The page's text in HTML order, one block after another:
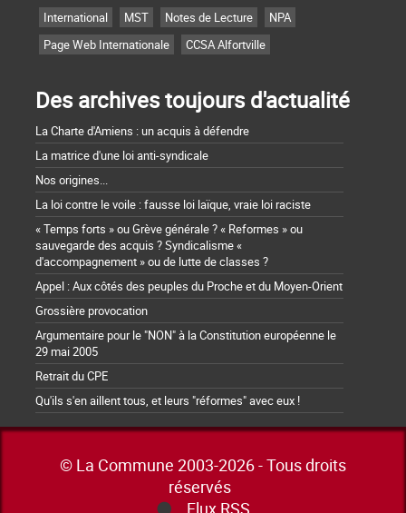
International
MST Notes de Lecture
NPA
Page Web Internationale
CCSA Alfortville
Des archives toujours d'actualité
La Charte d'Amiens : un acquis à défendre
La matrice d'une loi anti-syndicale
Nos origines...
La loi contre le voile : fausse loi laïque, vraie loi raciste
« Temps forts » ou Grève générale ? « Reformes » ou
sauvegarde des acquis ? Syndicalisme «
d'accompagnement » ou de lutte de classes ?
Appel : Aux côtés des peuples du Proche et du Moyen-Orient
Grossière provocation
Argumentaire pour le "NON" à la Constitution européenne le
29 mai 2005
Retrait du CPE
Qu'ils s'en aillent tous, et leurs "réformes" avec eux !
© La Commune 2003-2026 - Tous droits
réservés